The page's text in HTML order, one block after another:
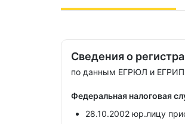
Сведения о
по данным ЕГРЮЛ и ЕГРИП
Федеральная налоговая
28.10.2002 юр.лицу